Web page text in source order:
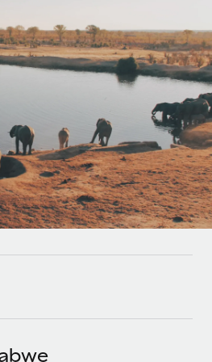
eenvoudig uitbesteden
integreren
HR-functies voor je team
en payroll solutions voor groeiende
HR solutions op maat
bedrijven
en betaalsnelheden voor
Inloggen